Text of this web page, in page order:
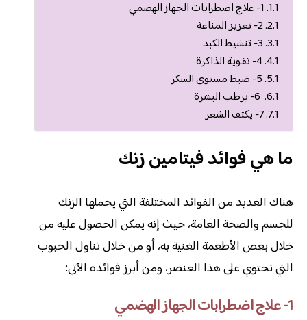
1- علاج اضطرابات الجهاز الهضمي
2- تعزيز المناعة
3- تنشيط الكبد
4- تقوية الذاكرة
5- ضبط مستوى السكر
7- يكثف الشعر
ما هي فوائد فيتامين زنك
هناك العديد من الفوائد المختلفة التي يحملها الزنك
للجسم والصحة العامة، حيث إنه يمكن الحصول عليه من
خلال بعض الأطعمة الغنية به، أو من خلال تناول الحبوب
التي تحتوي على هذا العنصر، ومن أبرز فوائده الآتي:
1- علاج اضطرابات الجهاز الهضمي